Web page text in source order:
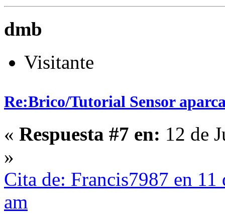
dmb
Visitante
Re:Brico/Tutorial Sensor
« Respuesta #7 en: 12 de
»
Cita de: Francis7987 en
am